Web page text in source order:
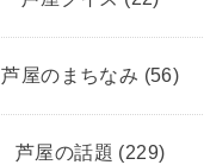
芦屋のまちなみ (56)
芦屋の話題 (229)